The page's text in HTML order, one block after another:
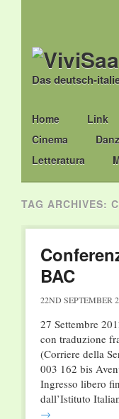
Das deutsch-
Main menu
Skip
to
content
Home Link
Cinema
Letteratura
TAG ARCHIVES:
BAC
22ND SEPTEMBER
27 Settembre
con traduzione
(Corriere della
003 162 bis
Ingresso libero
dall’Istituto
→